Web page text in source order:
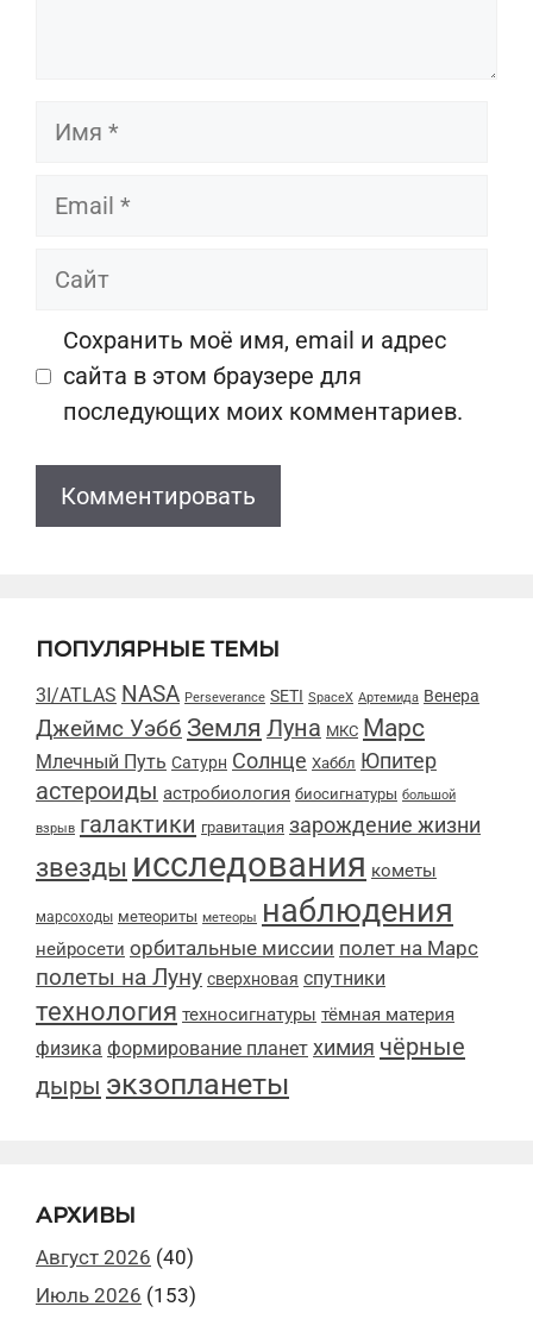
Имя
Email
Сайт
Сохранить моё имя, email и адрес
сайта в этом браузере для
последующих моих комментариев.
ПОПУЛЯРНЫЕ ТЕМЫ
3I/ATLAS NASA Perseverance SETI SpaceX Артемида Венера
Джеймс Уэбб Земля Луна МКС Марс
Млечный Путь Сатурн Солнце Хаббл Юпитер
астероиды астробиология биосигнатуры большой
взрыв галактики гравитация зарождение жизни
звезды исследования кометы
марсоходы метеориты метеоры наблюдения
нейросети орбитальные миссии полет на Марс
полеты на Луну сверхновая спутники
технология техносигнатуры тёмная материя
физика формирование планет химия чёрные
дыры экзопланеты
АРХИВЫ
Август 2026 (40)
Июль 2026 (153)